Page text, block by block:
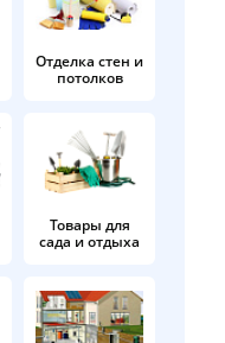
Отделка стен и
потолков
Товары для
сада и отдыха